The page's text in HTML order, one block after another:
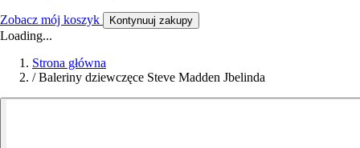
Zobacz mój koszyk Kontynuuj zakupy
Loading...
Strona główna
/ Baleriny dziewczęce Steve Madden Jbelinda